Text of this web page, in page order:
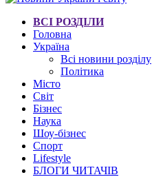
ВСІ РОЗДІЛИ
Головна
Україна
Всі новини розділу
Політика
Місто
Світ
Бізнес
Наука
Шоу-бізнес
Спорт
Lifestyle
БЛОГИ ЧИТАЧІВ